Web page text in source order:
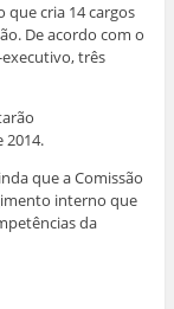
cria 14 cargos
De acordo com o
três
que a Comissão
interno que
da